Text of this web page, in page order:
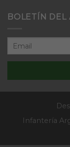
BOLETÍN DEL
Infantería